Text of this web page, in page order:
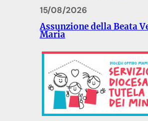
15/08/2026
Assunzione della Beata
Maria